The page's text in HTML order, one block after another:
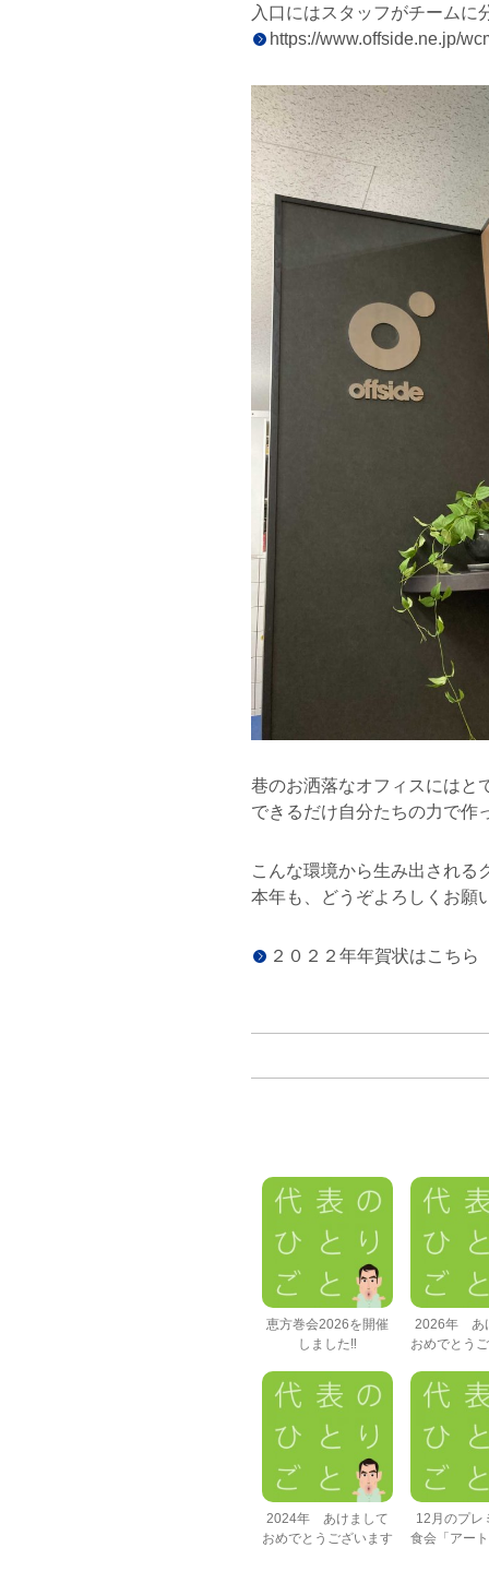
入口にはスタッフがチームに
https://www.offside.ne.jp/
巷のお洒落なオフィスにはと
できるだけ自分たちの力で作
こんな環境から生み出される
本年も、どうぞよろしくお願
２０２２年年賀状はこちら
恵方巻会2026を開催
しました‼
2026年 あ
おめでとう
2024年 あけまして
おめでとうございます
12月のプレ
食会「アー